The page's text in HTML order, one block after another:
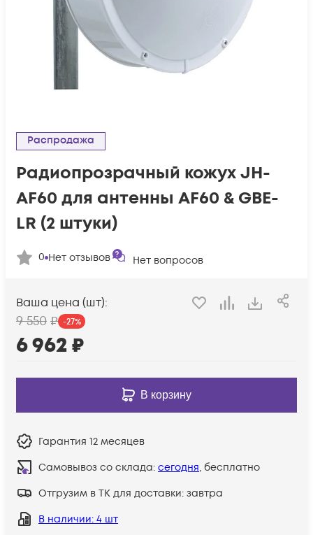
Распродажа
Радиопрозрачный кожух JH-
AF60 для антенны AF60 & GBE-
LR (2 штуки)
0 Нет отзывов Нет вопросов
Ваша цена (шт):
9 550 ₽ -27%
6 962₽
В корзину
Гарантия 12 месяцев
Самовывоз со склада: сегодня, бесплатно
Отгрузим в ТК для доставки: завтра
В наличии: 4 шт